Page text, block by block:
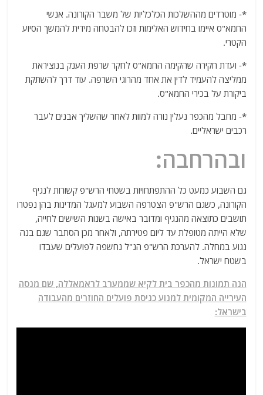
*- מוטרדים מההשלכות הכלכליות של משבר הקורונה. אנשי
החמא"ס איימו בחידוש האלימות וזכו להבטחה מידית להמשך הסיוע
הקטרי.
*- ועדת חקירה שהקימה החמא"ס לחקר שרפת הענק בנוציראת
ממליצה להעמיד לדין את אחד מהרוגי השרפה. עוד דרך להשתקת
ביקורת על בכירי החמא"ס.
*- מחבל מהכפר נעלין נורה למוות לאחר שהשליך אבנים לעבר
רכבים ישראליים.
ובהרחבה:
גם השבוע כמעט כל ההתפתחויות בשטחי הרש"פ קשורות לנגיף
הקורונה, כשגם הרש"פ הצטרפה השבוע למעגל המדינות בהן נפטרו
תושבים כתוצאה מהנגיף ומדובר באישה בשנות השישים לחייה,
שלא הייתה מטופלת עד ליום פטירתה, ולאחר מכן הסתבר שגם בנה
נגוע במחלה. להערכת הרש"פ הנ"ל נחשפה לפועלים שעבדו
בשטח ישראל.
הנה תמונות מהכפר בית לקיא שממערב לראמאללה, שם מנסה
העירייה המקומית למנוע כניסת פועלים החוזרים מהעבודה
בישראל: